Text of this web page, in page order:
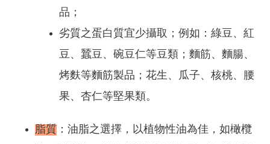
品；
劣質之蛋白質宜少攝取；例如：綠豆、紅
豆、蠶豆、碗豆仁等豆類；麵筋、麵腸、
烤麩等麵筋製品；花生、瓜子、核桃、腰
果、杏仁等堅果類。
脂質 ：油脂之選擇，以植物性油為佳，如橄欖